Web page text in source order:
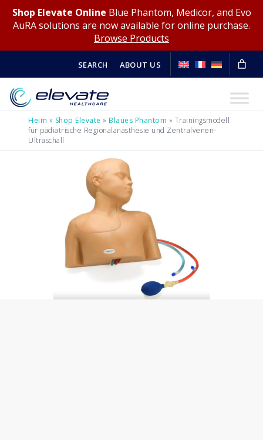
Shop Elevate Online Blue Phantom, Medicor, and Evo
AuRA solutions are now available for online purchase.
Browse Products
SEARCH ABOUT US
Heim » Shop Elevate » Blaues Phantom » Trainingsmodell
für pädiatrische Regionalanästhesie und Zentralvenen-
Ultraschall